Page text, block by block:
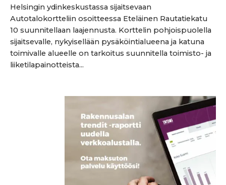
Helsingin ydinkeskustassa sijaitsevaan
Autotalokortteliin osoitteessa Eteläinen Rautatiekatu
10 suunnitellaan laajennusta. Korttelin pohjoispuolella
sijaitsevalle, nykyisellään pysäköintialueena ja katuna
toimivalle alueelle on tarkoitus suunnitella toimisto- ja
liiketilapainotteista...